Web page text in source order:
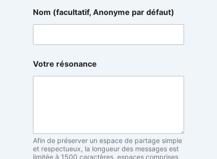
a
r
a
u
t
e
Nom (facultatif, Anonyme par défaut)
Votre résonance
Afin de préserver un espace de partage simple
et respectueux, la longueur des messages est
limitée à 1500 caractères, espaces comprises.